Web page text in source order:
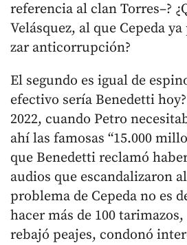
referencia al clan Torres–?
Velásquez, al que Cepeda
zar anticorrupción?
El segundo es igual de
efectivo sería Benedetti
2022, cuando Petro
ahí las famosas “15.000
que Benedetti reclamó
audios que escandalizaron
problema de Cepeda no es
hacer más de 100
rebajó peajes, condonó